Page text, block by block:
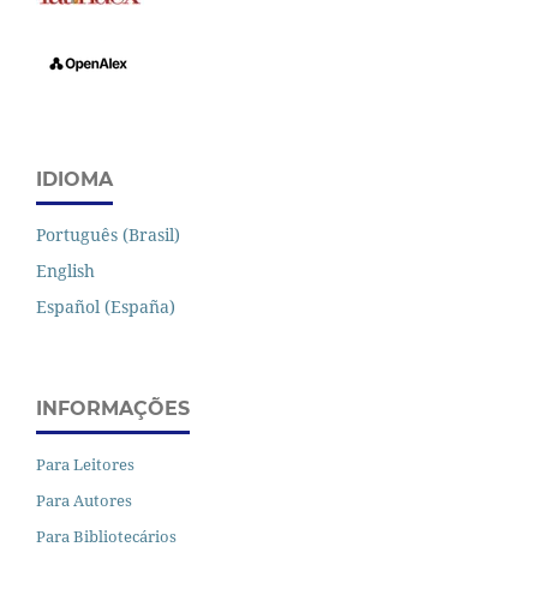
IDIOMA
Português (Brasil)
English
Español (España)
INFORMAÇÕES
Para Leitores
Para Autores
Para Bibliotecários